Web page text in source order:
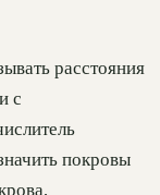
расстояния
с
покровы